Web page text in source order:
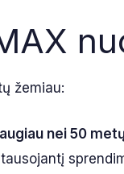
žemiau:
nei 50